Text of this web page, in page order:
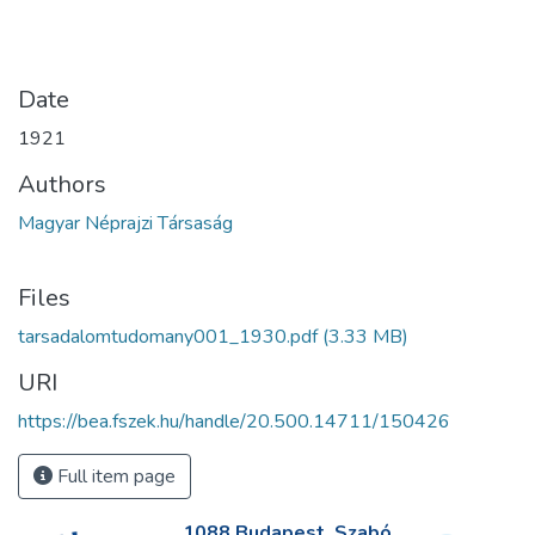
Date
1921
Authors
Magyar Néprajzi Társaság
Files
tarsadalomtudomany001_1930.pdf(3.33 MB)
URI
https://bea.fszek.hu/handle/20.500.14711/150426
Full item page